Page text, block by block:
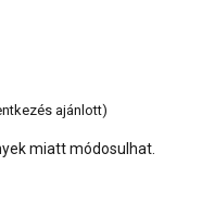
ajánlott)
miatt módosulhat.